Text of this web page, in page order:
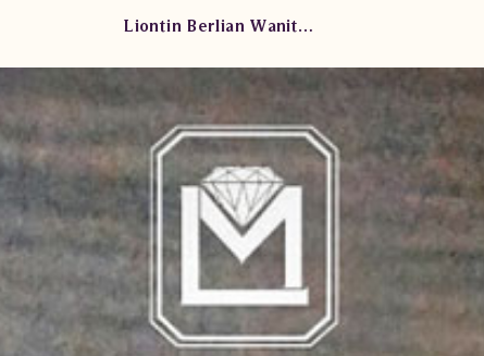
Liontin Berlian Wanita SLS469/001 ssND